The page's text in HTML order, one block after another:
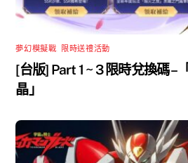
夢幻模擬戰 限時送禮活動
[台版] Part 1 ~ 3 限時兌換碼 –
晶」